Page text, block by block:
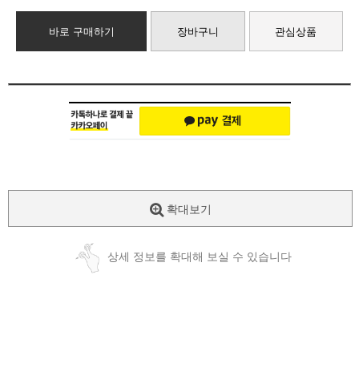
바로 구매하기 장바구니 관심상품
확대보기
상세 정보를 확대해 보실 수 있습니다